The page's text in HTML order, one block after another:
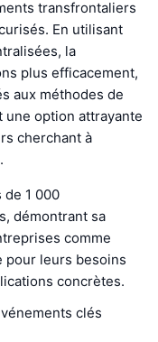
transfrontaliers
En utilisant
la
plus efficacement,
aux méthodes de
une option attrayante
cherchant à
de 1 000
démontrant sa
comme
pour leurs besoins
concrètes.
clés